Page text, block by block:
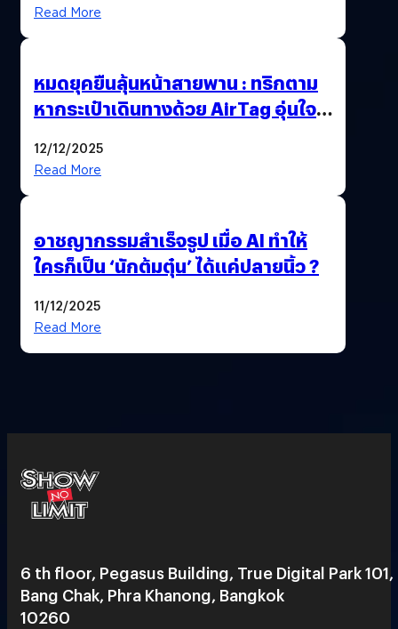
Read More
หมดยุคยืนลุ้นหน้าสายพาน : ทริกตาม
หากระเป๋าเดินทางด้วย AirTag อุ่นใจ
12/12/2025
Read More
อาชญากรรมสำเร็จรูป เมื่อ AI ทำให้
ใครก็เป็น ‘นักต้มตุ๋น’ ได้แค่ปลายนิ้ว ?
11/12/2025
Read More
6 th floor, Pegasus Building, True Digital Park 101,
Bang Chak, Phra Khanong, Bangkok
10260